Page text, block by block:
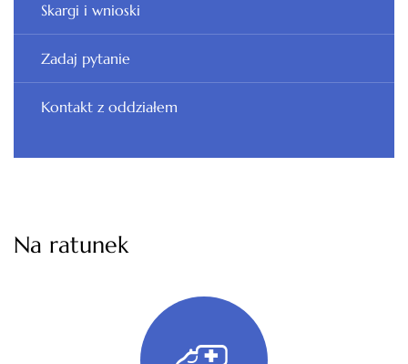
Skargi i wnioski
Zadaj pytanie
Kontakt z oddziałem
Na ratunek